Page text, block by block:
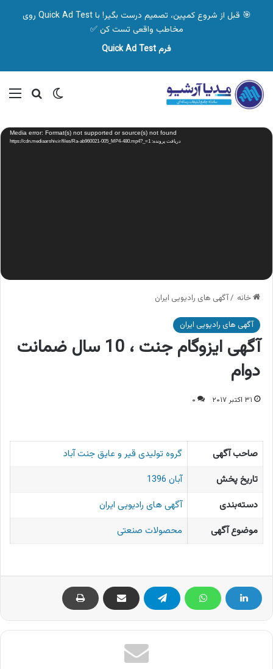
🎯 قبل از شروع کمپین، تصمیم درست بگیر! با Quick Ad Test روی
مخاطب واقعی تست کن ✅
فرم Quick Ad Test
تغییر پوسته
نمایشگر
ویدیو Media error: Format(s) not supported or source(s) not found
دریافت پرونده: https://cdn.mediaarshiv.ir/files/Ra-ab960021-005_MP4-480.mp4?_=1
خانه /آگهی های رادیویی ایران
آگهی های رادیویی ایران
آگهی ایزوگام جنت ، 10 سال ضمانت
دوام
۳۱ اکتبر ۲۰۱۷ ۰
صاحب آگهی
گروه تولیدی قیر و عایق جنت آباد
تاریخ پخش
آبان 1396
دسته‌بندی
آگهی های رادیویی ایران
موضوع آگهی
محصولات صنعتی